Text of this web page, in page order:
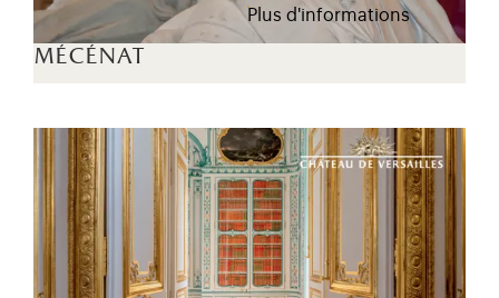
mécénat
Plus d'informations